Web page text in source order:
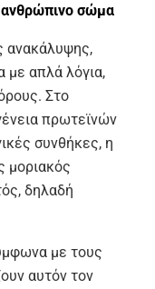
σώμα
ανακάλυψης,
με απλά λόγια,
Στο
πρωτεϊνών
συνθήκες, η
μοριακός
δηλαδή
με τους
αυτόν τον